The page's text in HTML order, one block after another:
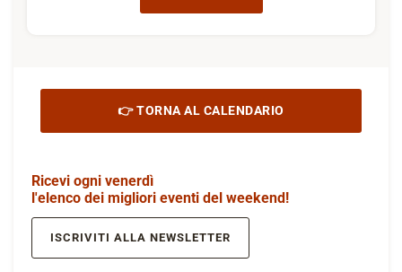
👉 TORNA AL CALENDARIO
Ricevi ogni venerdì
l'elenco dei migliori eventi del weekend!
ISCRIVITI ALLA NEWSLETTER